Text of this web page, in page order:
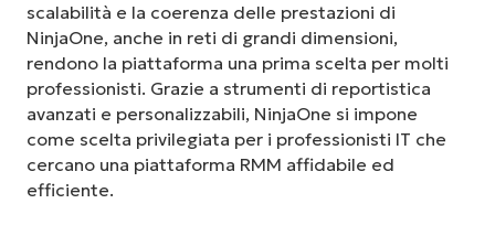
scalabilità e la coerenza delle prestazioni di
NinjaOne, anche in reti di grandi dimensioni,
rendono la piattaforma una prima scelta per molti
professionisti. Grazie a strumenti di reportistica
avanzati e personalizzabili, NinjaOne si impone
come scelta privilegiata per i professionisti IT che
cercano una piattaforma RMM affidabile ed
efficiente.